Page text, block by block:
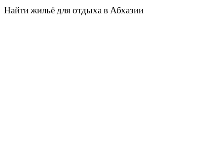
Найти жильё для отдыха в Абхазии